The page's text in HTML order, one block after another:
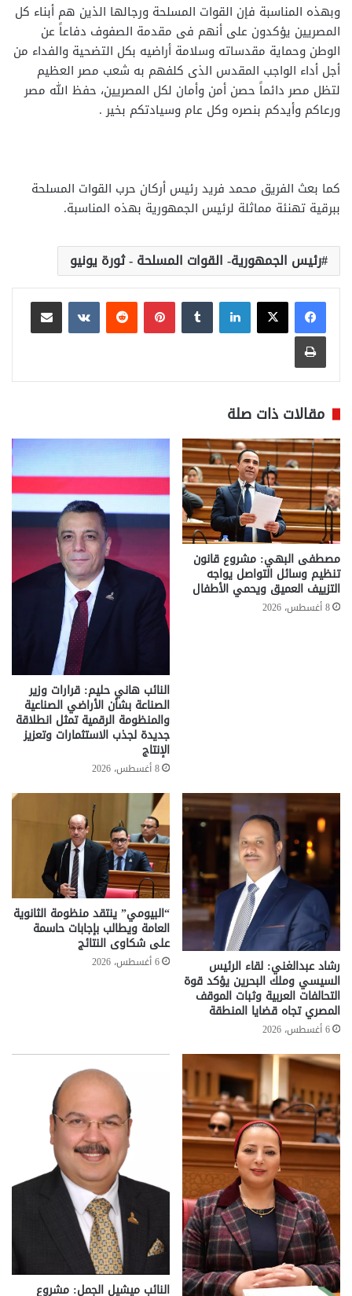
وبهذه المناسبة فإن القوات المسلحة ورجالها الذين هم أبناء كل
المصريين يؤكدون على أنهم فى مقدمة الصفوف دفاعاً عن
الوطن وحماية مقدساته وسلامة أراضيه بكل التضحية والفداء من
أجل أداء الواجب المقدس الذى كلفهم به شعب مصر العظيم
لتظل مصر دائماً حصن أمن وأمان لكل المصريين، حفظ الله مصر
ورعاكم وأيدكم بنصره وكل عام وسيادتكم بخير .
كما بعث الفريق محمد فريد رئيس أركان حرب القوات المسلحة
ببرقية تهنئة مماثلة لرئيس الجمهورية بهذه المناسبة.
رئيس الجمهورية- القوات المسلحة - ثورة يونيو
لينكدإن بينتيريست
مشاركة عبر البريد
طباعة
مقالات ذات صلة
مصطفى البهي: مشروع قانون
تنظيم وسائل التواصل يواجه
التزييف العميق ويحمي الأطفال
8 أغسطس، 2026
النائب هاني حليم: قرارات وزير
الصناعة بشأن الأراضي الصناعية
والمنظومة الرقمية تمثل انطلاقة
جديدة لجذب الاستثمارات وتعزيز
الإنتاج
8 أغسطس، 2026
رشاد عبدالغني: لقاء الرئيس
السيسي وملك البحرين يؤكد قوة
التحالفات العربية وثبات الموقف
المصري تجاه قضايا المنطقة
6 أغسطس، 2026
“البيومي” ينتقد منظومة الثانوية
العامة ويطالب بإجابات حاسمة
على شكاوى النتائج
6 أغسطس، 2026
النائب ميشيل الجمل: مشروع